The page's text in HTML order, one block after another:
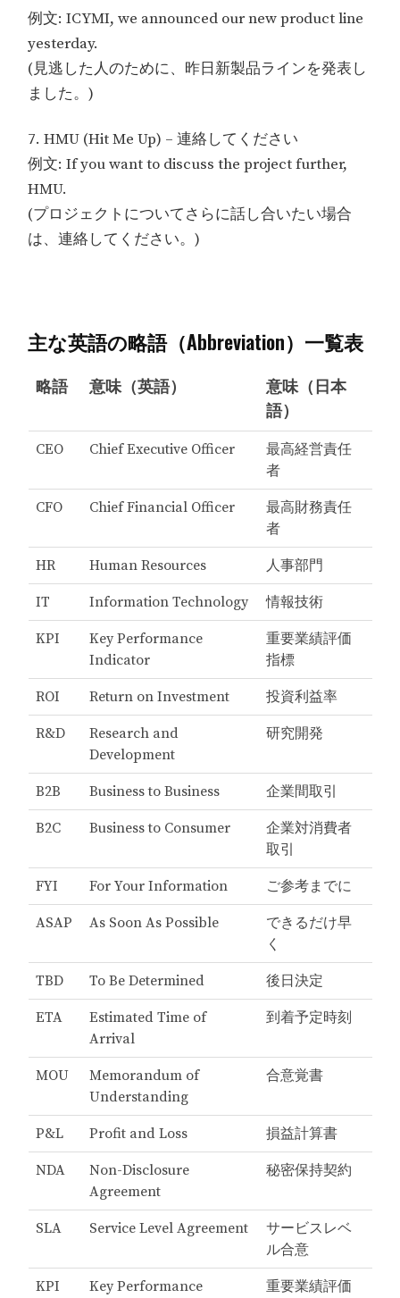
例文: ICYMI, we announced our new product line
yesterday.
(見逃した人のために、昨日新製品ラインを発表し
ました。)
7. HMU (Hit Me Up) – 連絡してください
例文: If you want to discuss the project further,
HMU.
(プロジェクトについてさらに話し合いたい場合
は、連絡してください。)
主な英語の略語（Abbreviation）一覧表
略語 意味（英語）
意味（日本
語）
CEO Chief Executive Officer
最高経営責任
者
CFO Chief Financial Officer
最高財務責任
者
HR Human Resources 人事部門
IT Information Technology 情報技術
KPI
Key Performance
Indicator
重要業績評価
指標
ROI Return on Investment 投資利益率
R&D
Research and
Development
研究開発
B2B Business to Business 企業間取引
B2C Business to Consumer
企業対消費者
取引
FYI For Your Information ご参考までに
ASAP As Soon As Possible
できるだけ早
く
TBD To Be Determined 後日決定
ETA
Estimated Time of
Arrival
到着予定時刻
MOU
Memorandum of
Understanding
合意覚書
P&L Profit and Loss 損益計算書
NDA
Non-Disclosure
Agreement
秘密保持契約
SLA Service Level Agreement
サービスレベ
ル合意
KPI
Key Performance
重要業績評価